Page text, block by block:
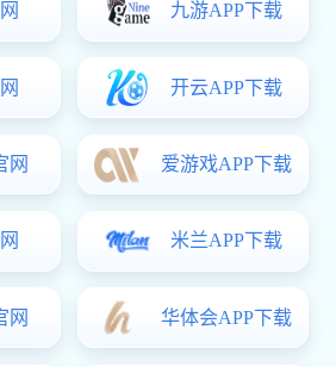
合作客户